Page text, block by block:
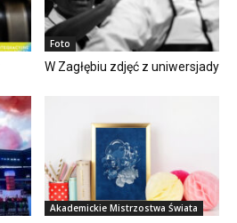
Foto
W Zagłębiu zdjęć z uniwersjady
Akademickie Mistrzostwa Świata